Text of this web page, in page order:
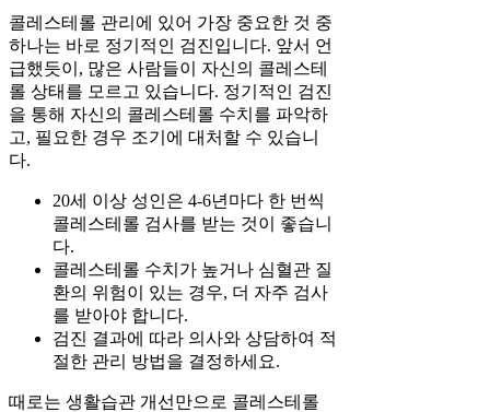
콜레스테롤 관리에 있어 가장 중요한 것 중
하나는 바로 정기적인 검진입니다. 앞서 언
급했듯이, 많은 사람들이 자신의 콜레스테
롤 상태를 모르고 있습니다. 정기적인 검진
을 통해 자신의 콜레스테롤 수치를 파악하
고, 필요한 경우 조기에 대처할 수 있습니
다.
20세 이상 성인은 4-6년마다 한 번씩
콜레스테롤 검사를 받는 것이 좋습니
다.
콜레스테롤 수치가 높거나 심혈관 질
환의 위험이 있는 경우, 더 자주 검사
를 받아야 합니다.
검진 결과에 따라 의사와 상담하여 적
절한 관리 방법을 결정하세요.
때로는 생활습관 개선만으로 콜레스테롤